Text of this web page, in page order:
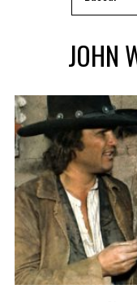
JOHN